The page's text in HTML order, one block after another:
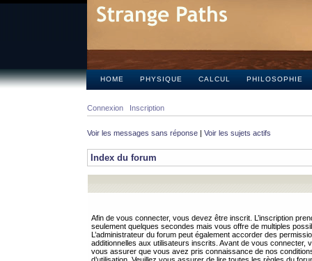
HOME PHYSIQUE CALCUL PHILOSOPHIE
Connexion Inscription
Voir les messages sans réponse | Voir les sujets actifs
Index du forum
Afin de vous connecter, vous devez être inscrit. L’inscription
seulement quelques secondes mais vous offre de multiples
L’administrateur du forum peut également accorder des
additionnelles aux utilisateurs inscrits. Avant de vous connecter,
vous assurer que vous avez pris connaissance de nos